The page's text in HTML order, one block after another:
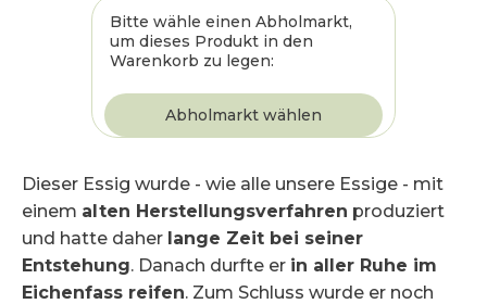
Bitte wähle einen Abholmarkt,
um dieses Produkt in den
Warenkorb zu legen:
Dieser Essig wurde - wie alle unsere Essige - mit
einem alten Herstellungsverfahren produziert
und hatte daher lange Zeit bei seiner
Entstehung. Danach durfte er in aller Ruhe im
Eichenfass reifen. Zum Schluss wurde er noch